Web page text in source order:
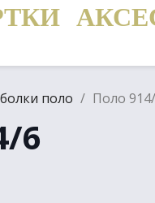
поло Поло
6